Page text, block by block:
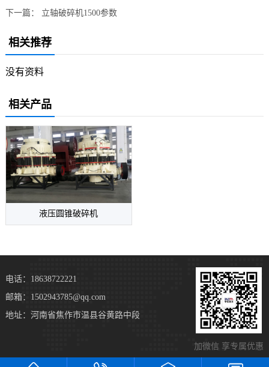
下一篇： 立轴破碎机1500参数
相关推荐
没有资料
相关产品
液压圆锥破碎机
加微信 享专属优惠
电话：18638722221
邮箱：1502943785@qq.com
地址：河南省焦作市温县谷黄路中段